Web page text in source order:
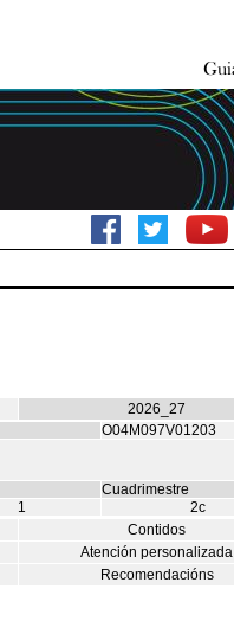
2026_27
O04M097V01203
Cuadrimestre
1
2c
Contidos
Atención personalizada
Recomendacións